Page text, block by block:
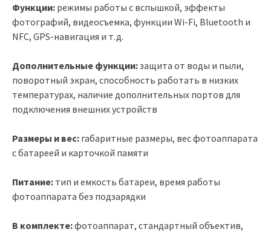
Функции: режимы работы с вспышкой, эффекты
фотографий, видеосъемка, функции Wi-Fi, Bluetooth и
NFC, GPS-навигация и т.д.
Дополнительные функции:защита от воды и пыли,
поворотный экран, способность работать в низких
температурах, наличие дополнительных портов для
подключения внешних устройств
Размеры и вес: габаритные размеры, вес фотоаппарата
с батареей и карточкой памяти
Питание: тип и емкость батареи, время работы
фотоаппарата без подзарядки
В комплекте:фотоаппарат, стандартный объектив,